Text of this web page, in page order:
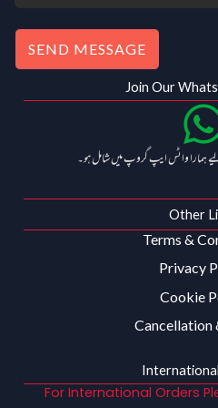
SEND MESSAGE
Join Our
ہمارا واٹس ایپ گروپ میں شامل ہو۔
Other
Terms &
Privacy
Cookie
Cancellation
For International Orders